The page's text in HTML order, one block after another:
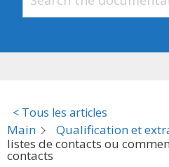
< Tous les articles
Main Qualification et
listes de contacts ou
contacts